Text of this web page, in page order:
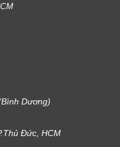
Dương)
Đức, HCM